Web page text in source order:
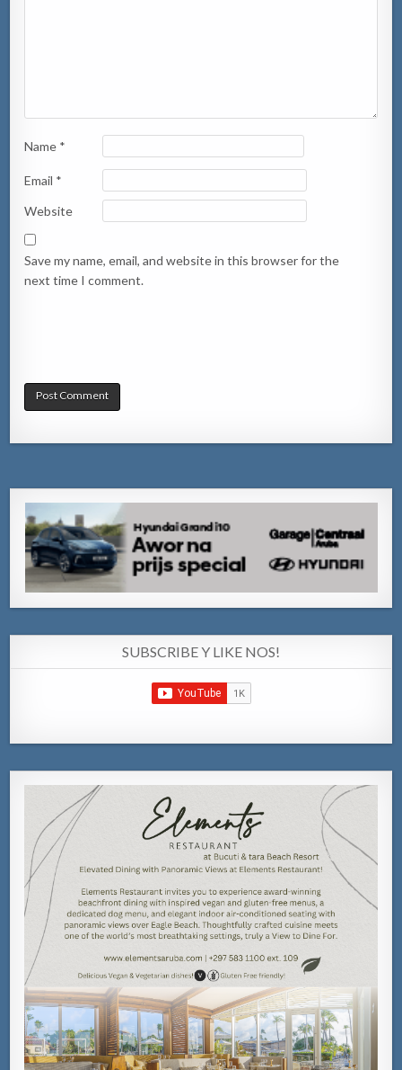
Name *
Email *
Website
Save my name, email, and website in this browser for the
next time I comment.
SUBSCRIBE Y LIKE NOS!